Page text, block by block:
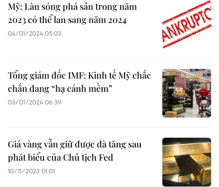
Mỹ: Làn sóng phá sản trong năm
2023 có thể lan sang năm 2024
04/01/2024 05:03
Tổng giám đốc IMF: Kinh tế Mỹ chắc
chắn đang “hạ cánh mềm”
03/01/2024 06:39
Giá vàng vẫn giữ được đà tăng sau
phát biểu của Chủ tịch Fed
10/11/2023 01:01